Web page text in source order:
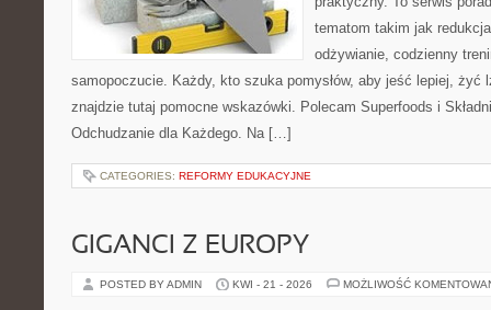
tematom takim jak
odżywianie, codzienny
samopoczucie. Każdy, kto szuka pomysłów, aby jeść lepiej, żyć
znajdzie tutaj pomocne wskazówki. Polecam Superfoods i
Odchudzanie dla Każdego. Na […]
CATEGORIES: REFORMY EDUKACYJNE
GIGANCI Z EUROPY
POSTED BY ADMIN KWI - 21 - 2026 MOŻLIWOŚĆ